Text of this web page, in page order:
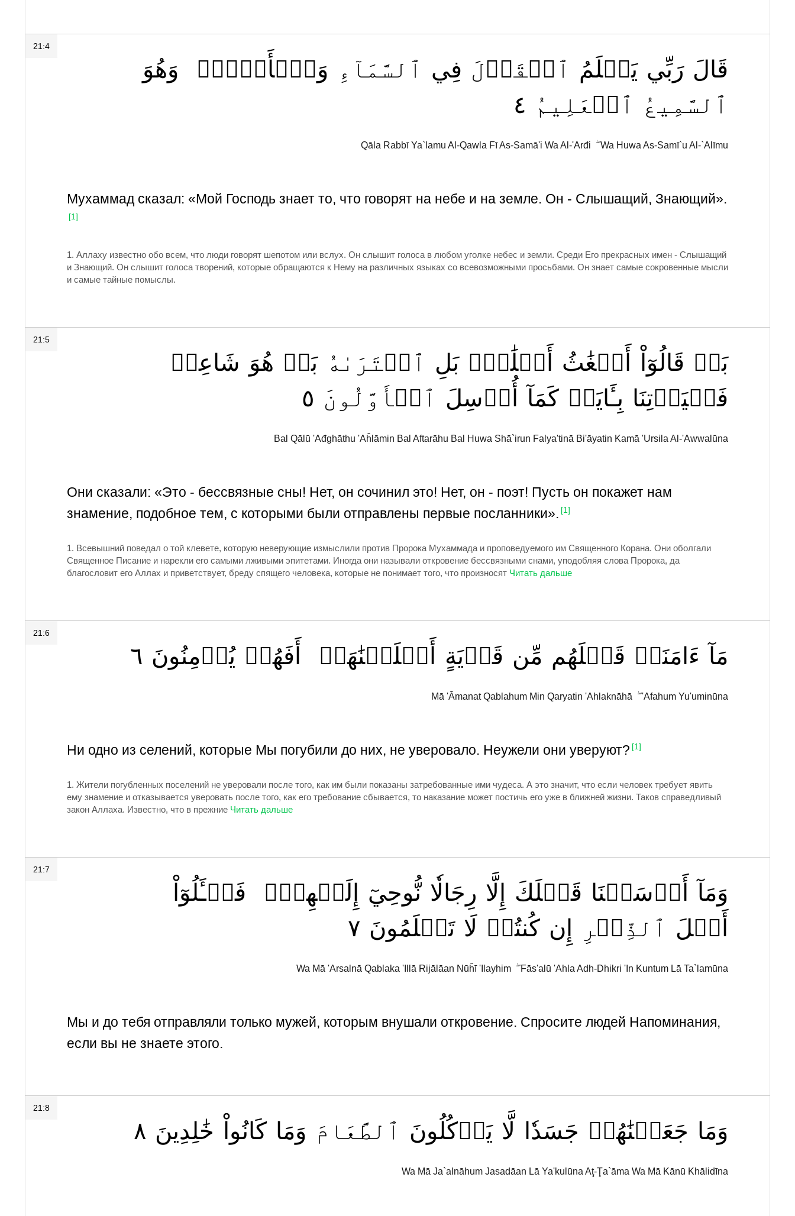
21:4
قَالَ رَبِّي يَعۡلَمُ ٱلۡقَوۡلَ فِي ٱلسَّمَآءِ وَٱلۡأَرۡضِۖ
وَهُوَ
ٱلسَّمِيعُ
ٱلۡعَلِيمُ ٤
Qāla Rabbī Ya`lamu Al-Qawla Fī As-Samā'i Wa Al-'Arđi ۖ Wa Huwa As-Samī`u Al-`Alīmu
Мухаммад сказал: «Мой Господь знает то, что говорят на небе и на земле. Он - Слышащий, Знающий».
[1]
1. Аллаху известно обо всем, что люди говорят шепотом или вслух. Он слышит голоса в любом уголке небес и земли. Среди Его прекрасных имен - Слышащий
и Знающий. Он слышит голоса творений, которые обращаются к Нему на различных языках со всевозможными просьбами. Он знает самые сокровенные мысли
и самые тайные помыслы.
21:5
بَلۡ قَالُوٓاْ أَضۡغَٰثُ أَحۡلَٰمِۭ بَلِ ٱفۡتَرَىٰهُ بَلۡ هُوَ شَاعِرٞ
فَلۡيَأۡتِنَا بِـَٔايَةٖ كَمَآ أُرۡسِلَ ٱلۡأَوَّلُونَ ٥
Bal Qālū 'Ađghāthu 'Aĥlāmin Bal Aftarāhu Bal Huwa Shā`irun Falya'tinā Bi'āyatin Kamā 'Ursila Al-'Awwalūna
Они сказали: «Это - бессвязные сны! Нет, он сочинил это! Нет, он - поэт! Пусть он покажет нам
знамение, подобное тем, с которыми были отправлены первые посланники». [1]
1. Всевышний поведал о той клевете, которую неверующие измыслили против Пророка Мухаммада и проповедуемого им Священного Корана. Они оболгали
Священное Писание и нарекли его самыми лживыми эпитетами. Иногда они называли откровение бессвязными снами, уподобляя слова Пророка, да
благословит его Аллах и приветствует, бреду спящего человека, которые не понимает того, что произносят
21:6
مَآ ءَامَنَتۡ قَبۡلَهُم مِّن قَرۡيَةٍ أَهۡلَكۡنَٰهَآۖ أَفَهُمۡ يُؤۡمِنُونَ ٦
Mā 'Āmanat Qablahum Min Qaryatin 'Ahlaknāhā ۖ 'Afahum Yu'uminūna
Ни одно из селений, которые Мы погубили до них, не уверовало. Неужели они уверуют? [1]
1. Жители погубленных поселений не уверовали после того, как им были показаны затребованные ими чудеса. А это значит, что если человек требует явить
ему знамение и отказывается уверовать после того, как его требование сбывается, то наказание может постичь его уже в ближней жизни. Таков справедливый
закон Аллаха. Известно, что в прежние
21:7
وَمَآ أَرۡسَلۡنَا قَبۡلَكَ إِلَّا رِجَالٗا نُّوحِيٓ إِلَيۡهِمۡۖ
فَسۡـَٔلُوٓاْ
أَهۡلَ ٱلذِّكۡرِ إِن كُنتُمۡ لَا تَعۡلَمُونَ ٧
Wa Mā 'Arsalnā Qablaka 'Illā Rijālāan Nūĥī 'Ilayhim ۖ Fās'alū 'Ahla Adh-Dhikri 'In Kuntum Lā Ta`lamūna
Мы и до тебя отправляли только мужей, которым внушали откровение. Спросите людей Напоминания,
если вы не знаете этого.
21:8
وَمَا جَعَلۡنَٰهُمۡ جَسَدٗا لَّا يَأۡكُلُونَ ٱلطَّعَامَ وَمَا كَانُواْ خَٰلِدِينَ ٨
Wa Mā Ja`alnāhum Jasadāan Lā Ya'kulūna Aţ-Ţa`āma Wa Mā Kānū Khālidīna